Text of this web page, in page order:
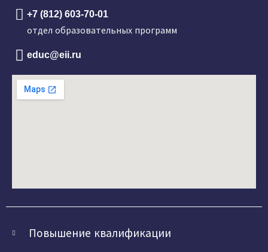
+7 (812) 603-70-01
отдел образовательных программ
educ@eii.ru
Повышение квалификации